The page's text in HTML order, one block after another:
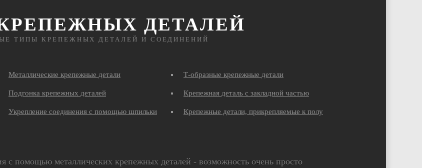
ДЕТАЛЕЙ
ТИПЫ КРЕПЕЖНЫХ ДЕТАЛЕЙ И СОЕДИНЕНИЙ
Металлические крепежные детали Т-образные крепежные детали
Подгонка крепежных деталей Крепежная деталь с закладной частью
Укрепление соединения с помощью шпильки Крепежные детали, прикрепляемые к полу
с помощью металлических крепежных деталей - возможность очень просто